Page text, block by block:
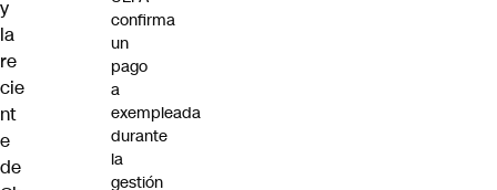
y
la
re
cie
nt
e
de
confirma
un
pago
a
exempleada
durante
la
gestión